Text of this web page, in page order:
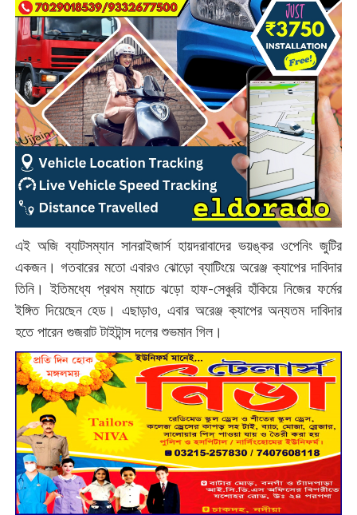
এই অজি ব্যাটসম্যান সানরাইজার্স হায়দরাবাদের ভয়ঙ্কর ওপেনিং জুটির
একজন। গতবারের মতো এবারও ঝোড়ো ব্যাটিংয়ে অরেঞ্জ ক্যাপের দাবিদার
তিনি। ইতিমধ্যে প্রথম ম্যাচে ঝড়ো হাফ-সেঞ্চুরি হাঁকিয়ে নিজের ফর্মের
ইঙ্গিত দিয়েছেন হেড। এছাড়াও, এবার অরেঞ্জ ক্যাপের অন্যতম দাবিদার
হতে পারেন গুজরাট টাইটান্স দলের শুভমান গিল।